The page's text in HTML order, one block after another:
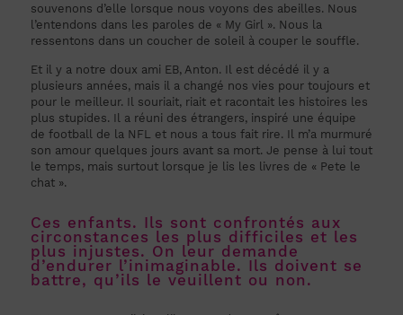
souvenons d’elle lorsque nous voyons des abeilles. Nous
l’entendons dans les paroles de « My Girl ». Nous la
ressentons dans un coucher de soleil à couper le souffle.
Et il y a notre doux ami EB, Anton. Il est décédé il y a
plusieurs années, mais il a changé nos vies pour toujours et
pour le meilleur. Il souriait, riait et racontait les histoires les
plus stupides. Il a réuni des étrangers, inspiré une équipe
de football de la NFL et nous a tous fait rire. Il m’a murmuré
son amour quelques jours avant sa mort. Je pense à lui tout
le temps, mais surtout lorsque je lis les livres de « Pete le
chat ».
Ces enfants. Ils sont confrontés aux
circonstances les plus difficiles et les
plus injustes. On leur demande
d’endurer l’inimaginable. Ils doivent se
battre, qu’ils le veuillent ou non.